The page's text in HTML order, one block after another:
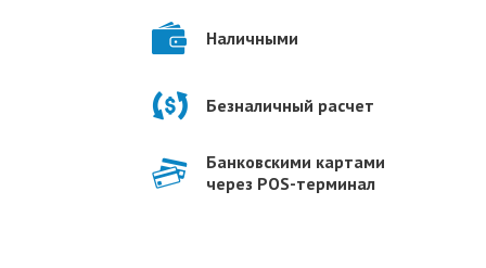
Наличными
Безналичный расчет
Банковскими картами
через POS-терминал